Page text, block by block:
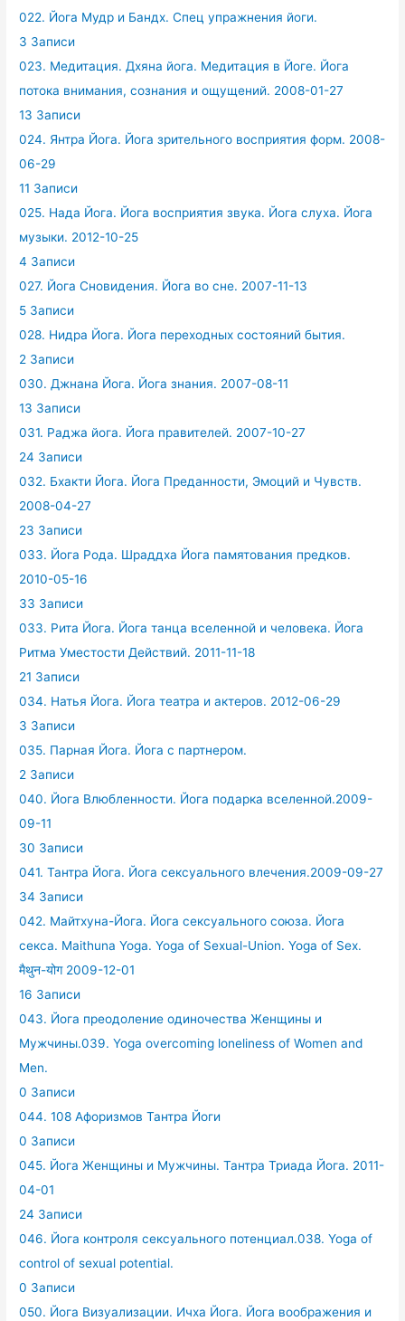
022. Йога Мудр и Бандх. Спец упражнения йоги.
3 Записи
023. Медитация. Дхяна йога. Медитация в Йоге. Йога
потока внимания, сознания и ощущений. 2008-01-27
13 Записи
024. Янтра Йога. Йога зрительного восприятия форм. 2008-
06-29
11 Записи
025. Нада Йога. Йога восприятия звука. Йога слуха. Йога
музыки. 2012-10-25
4 Записи
027. Йога Сновидения. Йога во сне. 2007-11-13
5 Записи
028. Нидра Йога. Йога переходных состояний бытия.
2 Записи
030. Джнана Йога. Йога знания. 2007-08-11
13 Записи
031. Раджа йога. Йога правителей. 2007-10-27
24 Записи
032. Бхакти Йога. Йога Преданности, Эмоций и Чувств.
2008-04-27
23 Записи
033. Йога Рода. Шраддха Йога памятования предков.
2010-05-16
33 Записи
033. Рита Йога. Йога танца вселенной и человека. Йога
Ритма Уместости Действий. 2011-11-18
21 Записи
034. Натья Йога. Йога театра и актеров. 2012-06-29
3 Записи
035. Парная Йога. Йога с партнером.
2 Записи
040. Йога Влюбленности. Йога подарка вселенной.2009-
09-11
30 Записи
041. Тантра Йога. Йога сексуального влечения.2009-09-27
34 Записи
042. Майтхуна-Йога. Йога сексуального союза. Йога
секса. Maithuna Yoga. Yoga of Sexual-Union. Yoga of Sex.
मैथुन-योग 2009-12-01
16 Записи
043. Йога преодоление одиночества Женщины и
Мужчины.039. Yoga overcoming loneliness of Women and
Men.
0 Записи
044. 108 Афоризмов Тантра Йоги
0 Записи
045. Йога Женщины и Мужчины. Тантра Триада Йога. 2011-
04-01
24 Записи
046. Йога контроля сексуального потенциал.038. Yoga of
control of sexual potential.
0 Записи
050. Йога Визуализации. Ичха Йога. Йога воображения и